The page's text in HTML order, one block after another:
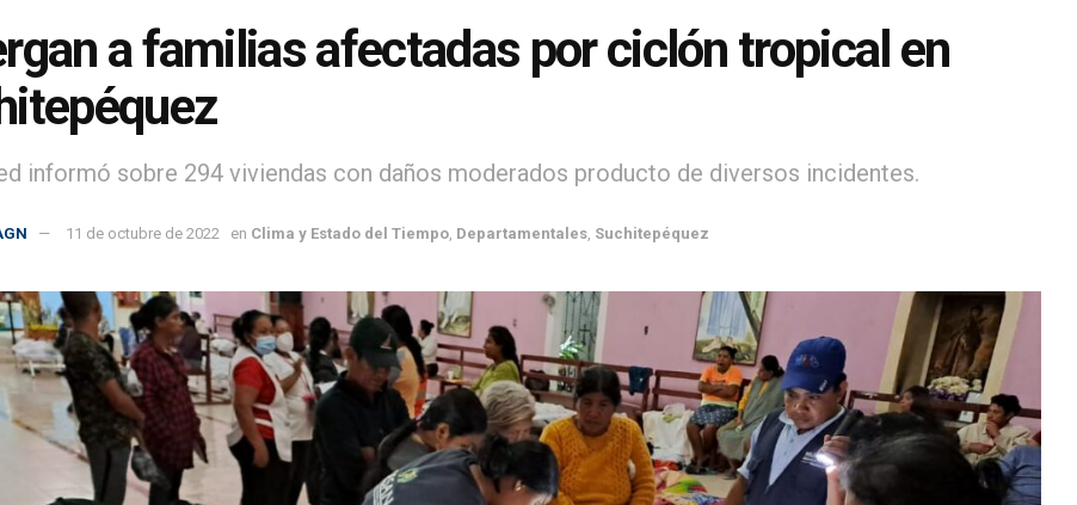
a familias afectadas por ciclón tropical en
informó sobre 294 viviendas con daños moderados producto de diversos incidentes.
11 de octubre de 2022 en Clima y Estado del Tiempo Departamentales Suchitepéquez